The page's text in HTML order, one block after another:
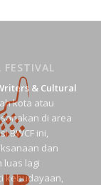
& Cultural
kota atau
di area
BWCF ini,
dan
luas lagi
kebudayaan,